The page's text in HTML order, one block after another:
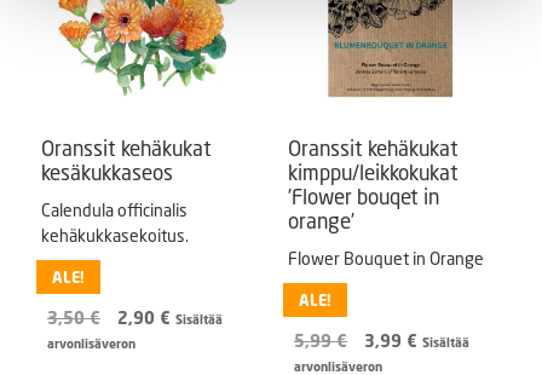
Oranssit kehäkukat
kesäkukkaseos
Calendula officinalis
kehäkukkasekoitus.
ALE!
3,50€
Alkuperäinen
hinta
2,90 € Nykyinen
Sisältää
arvonlisäveron
Oranssit kehäkukat
kimppu/leikkokukat
’Flower bouqet in
orange’
Flower Bouquet in Orange
ALE!
5,99€
Alkuperäinen
hinta
3,99 € Nykyinen
Sisältää
arvonlisäveron